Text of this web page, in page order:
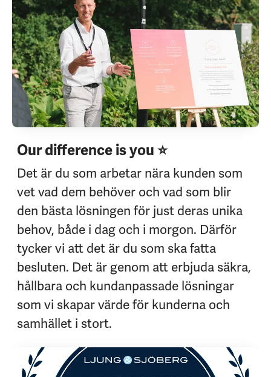
Our difference is you ⭐
Det är du som arbetar nära kunden som
vet vad dem behöver och vad som blir
den bästa lösningen för just deras unika
behov, både i dag och i morgon. Därför
tycker vi att det är du som ska fatta
besluten. Det är genom att erbjuda säkra,
hållbara och kundanpassade lösningar
som vi skapar värde för kunderna och
samhället i stort.